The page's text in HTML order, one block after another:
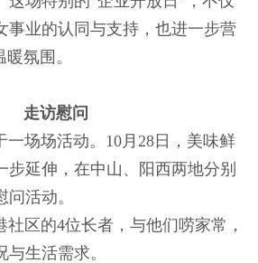
事业的认同与支持，也进一步营
氛围。
走访慰问
场场活动。10月28日，美味鲜
步延伸，在中山、阳西两地分别
活动。
区的4位长者，与他们唠家常，
生活需求。